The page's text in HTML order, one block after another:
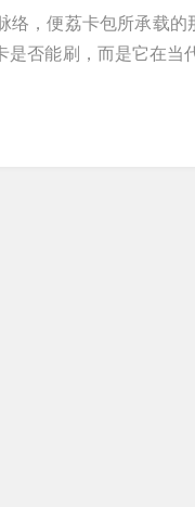
络，便荔卡包所承载
否能刷，而是它在当